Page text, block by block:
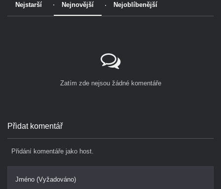
Nejstarší Nejnovější Nejoblíbenější
Zatím zde nejsou žádné komentáře
Přidat komentář
Přidání komentáře jako host.
Jméno (Vyžadováno)